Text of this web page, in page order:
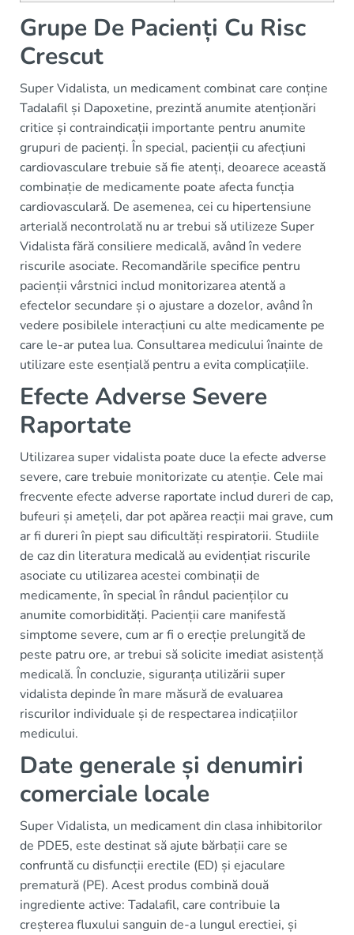
Grupe De Pacienți Cu Risc
Crescut
Super Vidalista, un medicament combinat care conține
Tadalafil și Dapoxetine, prezintă anumite atenționări
critice și contraindicații importante pentru anumite
grupuri de pacienți. În special, pacienții cu afecțiuni
cardiovasculare trebuie să fie atenți, deoarece această
combinație de medicamente poate afecta funcția
cardiovasculară. De asemenea, cei cu hipertensiune
arterială necontrolată nu ar trebui să utilizeze Super
Vidalista fără consiliere medicală, având în vedere
riscurile asociate. Recomandările specifice pentru
pacienții vârstnici includ monitorizarea atentă a
efectelor secundare și o ajustare a dozelor, având în
vedere posibilele interacțiuni cu alte medicamente pe
care le-ar putea lua. Consultarea medicului înainte de
utilizare este esențială pentru a evita complicațiile.
Efecte Adverse Severe
Raportate
Utilizarea super vidalista poate duce la efecte adverse
severe, care trebuie monitorizate cu atenție. Cele mai
frecvente efecte adverse raportate includ dureri de cap,
bufeuri și amețeli, dar pot apărea reacții mai grave, cum
ar fi dureri în piept sau dificultăți respiratorii. Studiile
de caz din literatura medicală au evidențiat riscurile
asociate cu utilizarea acestei combinații de
medicamente, în special în rândul pacienților cu
anumite comorbidități. Pacienții care manifestă
simptome severe, cum ar fi o erecție prelungită de
peste patru ore, ar trebui să solicite imediat asistență
medicală. În concluzie, siguranța utilizării super
vidalista depinde în mare măsură de evaluarea
riscurilor individuale și de respectarea indicațiilor
medicului.
Date generale și denumiri
comerciale locale
Super Vidalista, un medicament din clasa inhibitorilor
de PDE5, este destinat să ajute bărbații care se
confruntă cu disfuncții erectile (ED) și ejaculare
prematură (PE). Acest produs combină două
ingrediente active: Tadalafil, care contribuie la
creșterea fluxului sanguin de-a lungul erectiei, și